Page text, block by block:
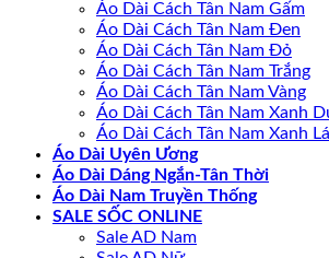
Áo Dài Cách Tân Nam Gấm
Áo Dài Cách Tân Nam Đen
Áo Dài Cách Tân Nam Đỏ
Áo Dài Cách Tân Nam Trắng
Áo Dài Cách Tân Nam Vàng
Áo Dài Cách Tân Nam Xanh
Áo Dài Cách Tân Nam Xanh Lá
Áo Dài Uyên Ương
Áo Dài Dáng Ngắn-Tân Thời
Áo Dài Nam Truyền Thống
SALE SỐC ONLINE
Sale AD Nam